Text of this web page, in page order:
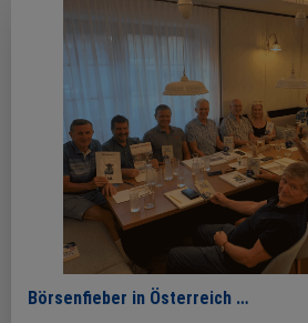
Börsenfieber in Österreich …